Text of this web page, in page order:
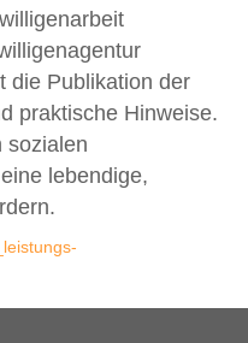
die Publikation der
praktische Hinweise.
sozialen
lebendige,